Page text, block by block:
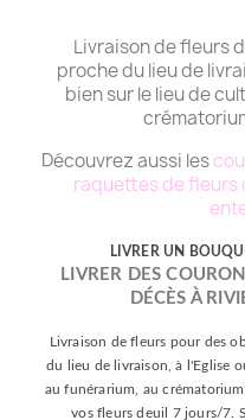
Livraison de fleurs
proche du lieu de
bien sur le lieu de
Découvrez aussi les
raquettes de fleurs
LIVRER UN
LIVRER DES
DÉCÈS À
Livraison de fleurs pour des
du lieu de livraison, à l'Eglise
au funérarium, au
vos fleurs deuil 7 jours/7.